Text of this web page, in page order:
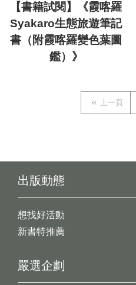
【書籍試閱】《霞喀羅
Syakaro生態旅遊筆記
書（附霞喀羅變色葉圖
鑑）》
上一頁
出版動態
想找好活動
新書特推薦
嚴選企劃